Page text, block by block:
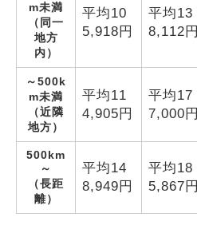
m未満
（同一
地方
内）
平均10
5,918 円
平均13
8,112 円
～500k
m未満
（近隣
地方）
平均11
4,905 円
平均17
7,000 円
500km
～
（長距
離）
平均14
8,949 円
平均18
5,867 円